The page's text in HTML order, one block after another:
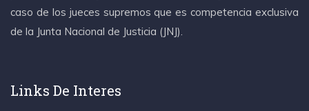
caso de los jueces supremos que es competencia exclusiva
de la Junta Nacional de Justicia (JNJ).
Links De Interes